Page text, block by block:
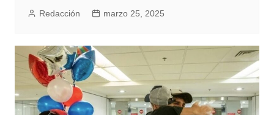
Redacción marzo 25, 2025